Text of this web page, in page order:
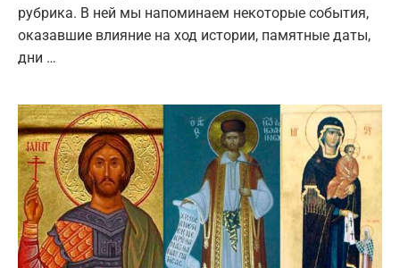
рубрика. В ней мы напоминаем некоторые события,
оказавшие влияние на ход истории, памятные даты,
дни …